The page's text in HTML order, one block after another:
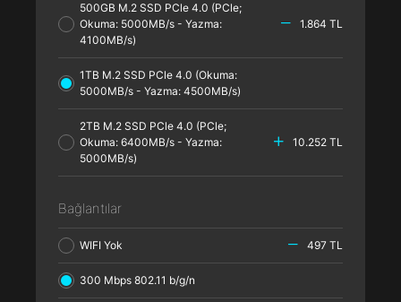
500GB M.2 SSD PCle 4.0 (PCle;
Okuma: 5000MB/s - Yazma:
4100MB/s)
1.864 TL
1TB M.2 SSD PCle 4.0 (Okuma:
5000MB/s - Yazma: 4500MB/s)
2TB M.2 SSD PCle 4.0 (PCle;
Okuma: 6400MB/s - Yazma:
5000MB/s)
10.252 TL
Bağlantılar
WIFI Yok 497 TL
300 Mbps 802.11 b/g/n